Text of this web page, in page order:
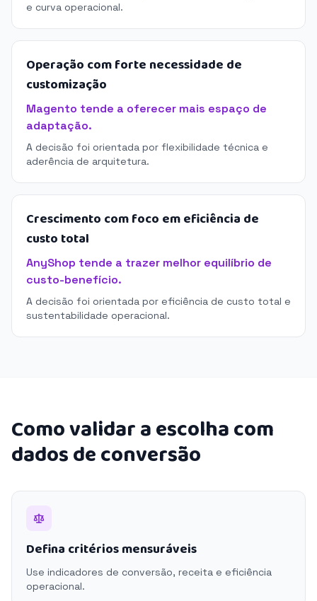
e curva operacional.
Operação com forte necessidade de
customização
Magento tende a oferecer mais espaço de
adaptação.
A decisão foi orientada por flexibilidade técnica e
aderência de arquitetura.
Crescimento com foco em eficiência de
custo total
AnyShop tende a trazer melhor equilíbrio de
custo-benefício.
A decisão foi orientada por eficiência de custo total e
sustentabilidade operacional.
Como validar a escolha com
dados de conversão
Defina critérios mensuráveis
Use indicadores de conversão, receita e eficiência
operacional.